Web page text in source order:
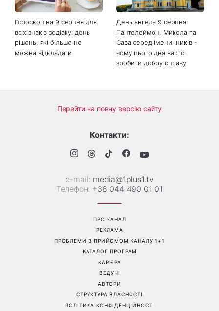
Гороскоп на 9 серпня для
всіх знаків зодіаку: день
рішень, які більше не
можна відкладати
День ангела 9 серпня:
Пантелеймон, Микола та
Сава серед іменинників -
чому цього дня варто
зробити добру справу
Перейти на повну версію сайту
Контакти:
е-mail: media@1plus1.tv
Телефон: +38 044 490 01 01
ПРО КАНАЛ
РЕКЛАМА
ПРОБЛЕМИ З ПРИЙОМОМ КАНАЛУ 1+1
КАТАЛОГ ПРОГРАМ
КАР’ЄРА
ВЕДУЧІ
АВТОРИ
СТРУКТУРА ВЛАСНОСТІ
ПОЛІТИКА КОНФІДЕНЦІЙНОСТІ